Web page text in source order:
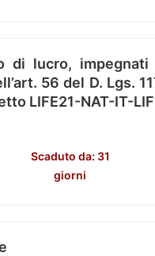
di lucro,
56 del D. Lgs.
LIFE21-NAT-IT-
Scaduto da: 31
giorni